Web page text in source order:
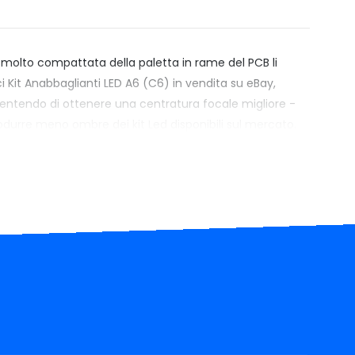
compattata della paletta in rame del PCB li
Anabbaglianti LED A6 (C6) in vendita su eBay,
di ottenere una centratura focale migliore -
quanto riguarda interferenze radio, il driver